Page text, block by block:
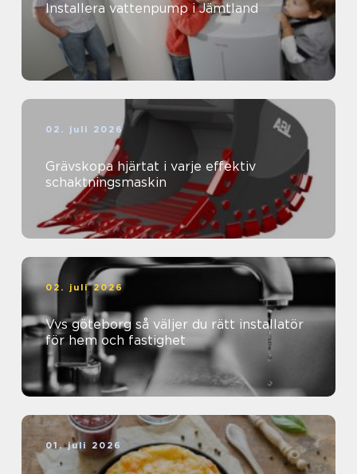
Installera vattenpump i Jämtland
02. juli 2026
Grävskopa hjärtat i varje effektiv
schaktningsmaskin
02. juli 2026
Vvs göteborg så väljer du rätt installatör
för hem och fastighet
01. juli 2026